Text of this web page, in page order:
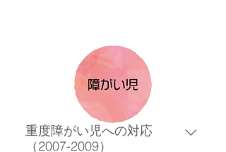
重度障がい児への対応
（2007-2009）